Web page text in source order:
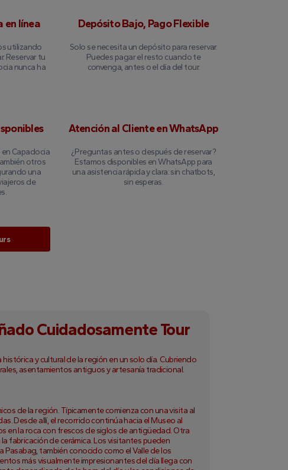
en línea
utilizando
Reservar tu
nunca ha
Depósito Bajo, Pago Flexible
Solo se necesita un depósito para reservar.
Puedes pagar el resto cuando te
convenga, antes o el día del tour.
Capadocia
otros
una
de
Atención al Cliente en WhatsApp
¿Preguntas antes o después de reservar?
Estamos disponibles en WhatsApp para
una asistencia rápida y clara: sin chatbots,
sin esperas.
Cuidadosamente Tour
y cultural de la región en un solo día. Cubriendo
asentamientos antiguos y artesanía tradicional.
de la región. Típicamente comienza con una visita al
Desde allí, el recorrido continúa hacia el Museo al
en la roca con frescos de siglos de antigüedad. Otra
fabricación de cerámica. Los visitantes pueden
Pasabag, también conocido como el Valle de los
más visualmente impresionantes del día llega con